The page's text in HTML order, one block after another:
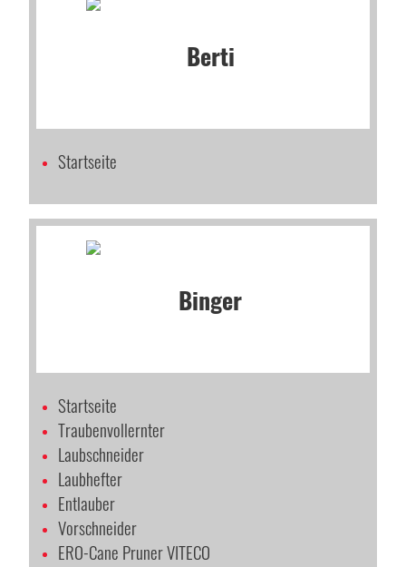
Startseite
Startseite
Traubenvollernter
Laubschneider
Laubhefter
Entlauber
Vorschneider
ERO-Cane Pruner VITECO